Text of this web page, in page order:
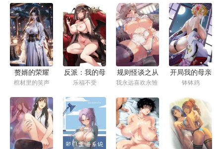
赘婿的荣耀
棺材里的笑声
反派：我的母
亲是大帝
乐福不受
规则怪谈之从
精神病院开始
的求生之路
我永远喜欢永雏
开局我的母亲
是最大的反派
（云楼记）
钵钵鸡